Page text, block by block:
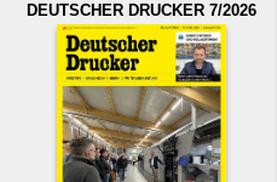
DEUTSCHER DRUCKER 7/2026